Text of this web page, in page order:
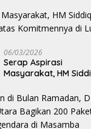
Pembangunan
Berkelanjutan
06/03/2026
Serap Aspirasi
Masyarakat, HM
Komitmennya di